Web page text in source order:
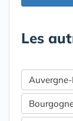
Les